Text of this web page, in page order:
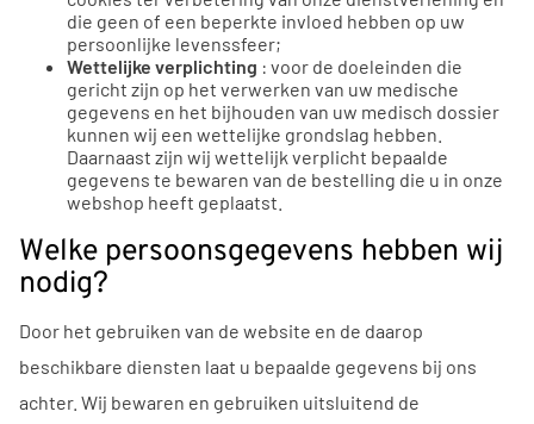
die geen of een beperkte invloed hebben op uw
persoonlijke levenssfeer;
Wettelijke verplichting : voor de doeleinden die
gericht zijn op het verwerken van uw medische
gegevens en het bijhouden van uw medisch dossier
kunnen wij een wettelijke grondslag hebben.
Daarnaast zijn wij wettelijk verplicht bepaalde
gegevens te bewaren van de bestelling die u in onze
webshop heeft geplaatst.
Welke persoonsgegevens hebben wij
nodig?
Door het gebruiken van de website en de daarop
beschikbare diensten laat u bepaalde gegevens bij ons
achter. Wij bewaren en gebruiken uitsluitend de